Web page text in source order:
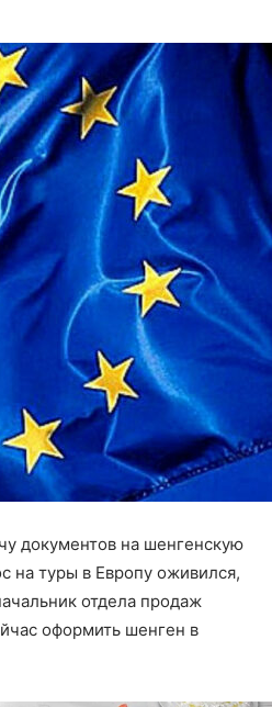
документов на шенгенскую
на туры в Европу оживился,
отдела продаж
оформить шенген в